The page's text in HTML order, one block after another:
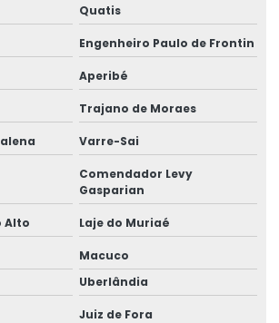
ponte rolante caxias do sul
ponte rolante curitiba
ponte rolante itajaí
ponte rolante jaraguá do sul
ponte rolante joinville
de ponte rolante em mg
de ponte rolante em pr
ponte rolante rio do sul
de ponte rolante em rs
Quatis
Engenheiro Paulo de Frontin
Aperibé
Trajano de Moraes
Varre-Sai
Comendador Levy
Gasparian
Alto Laje do Muriaé
Macuco
Uberlândia
Juiz de Fora